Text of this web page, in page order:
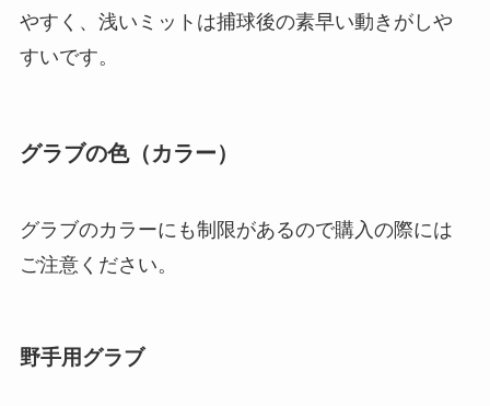
やすく、浅いミットは捕球後の素早い動きがしや
すいです。
グラブの色（カラー）
グラブのカラーにも制限があるので購入の際には
ご注意ください。
野手用グラブ